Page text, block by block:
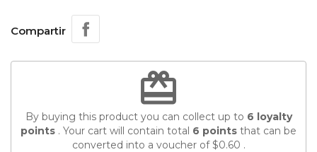
Compartir
redeem
By buying this product you can collect up to 6 loyalty
points . Your cart will contain total 6 points that can be
converted into a voucher of$0.60 .